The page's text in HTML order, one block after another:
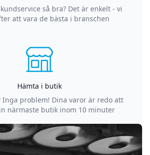
så bra? Det är enkelt - vi
att vara de bästa i branschen
Hämta i butik
Inga problem! Dina varor är redo att
närmaste butik inom 10 minuter